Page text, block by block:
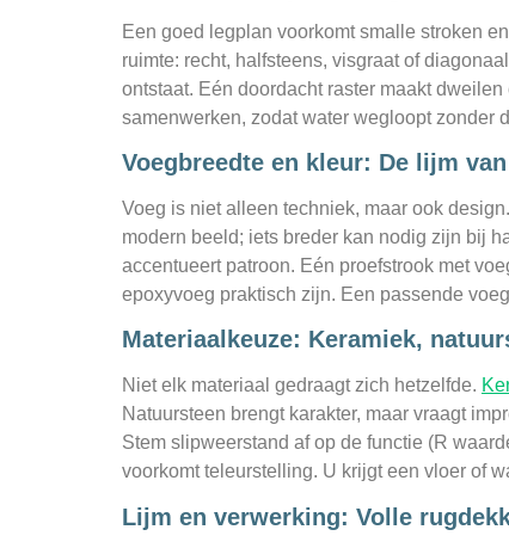
Een goed legplan voorkomt smalle stroken
ruimte: recht, halfsteens, visgraat of
ontstaat. Eén doordacht raster maakt
samenwerken, zodat water wegloopt zonder
Voegbreedte en kleur: De lijm van
Voeg is niet alleen techniek, maar ook
modern beeld; iets breder kan nodig zijn bij
accentueert patroon. Eén proefstrook met
epoxyvoeg praktisch zijn. Een passende
Materiaalkeuze: Keramiek,
Niet elk materiaal gedraagt zich hetzelfde.
Natuursteen brengt karakter, maar vraagt
Stem slipweerstand af op de functie (R
voorkomt teleurstelling. U krijgt een vloer of
Lijm en verwerking: Volle